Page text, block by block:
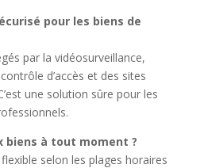
pour les biens de
par la vidéosurveillance,
d’accès et des sites
une solution sûre pour les
biens à tout moment ?
selon les plages horaires